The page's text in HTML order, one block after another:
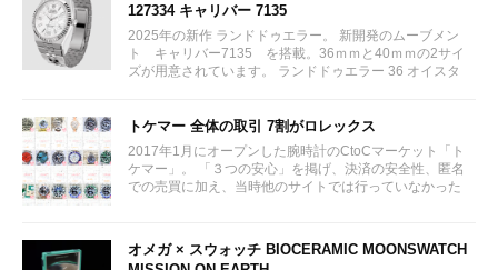
127334 キャリバー 7135
2025年の新作 ランドドゥエラー。 新開発のムーブメン
ト キャリバー7135 を搭載。36ｍｍと40ｍｍの2サイ
ズが用意されています。 ランドドゥエラー 36 オイスタ
トケマー 全体の取引 7割がロレックス
2017年1月にオープンした腕時計のCtoCマーケット「ト
ケマー」。 「３つの安心」を掲げ、決済の安全性、匿名
での売買に加え、当時他のサイトでは行っていなかった
オメガ × スウォッチ BIOCERAMIC MOONSWATCH